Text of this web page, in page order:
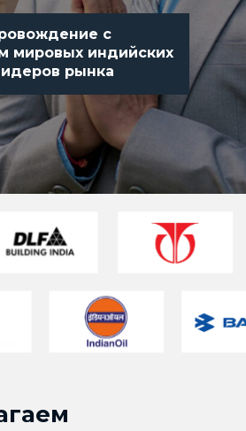
с
мировых индийских
рынка